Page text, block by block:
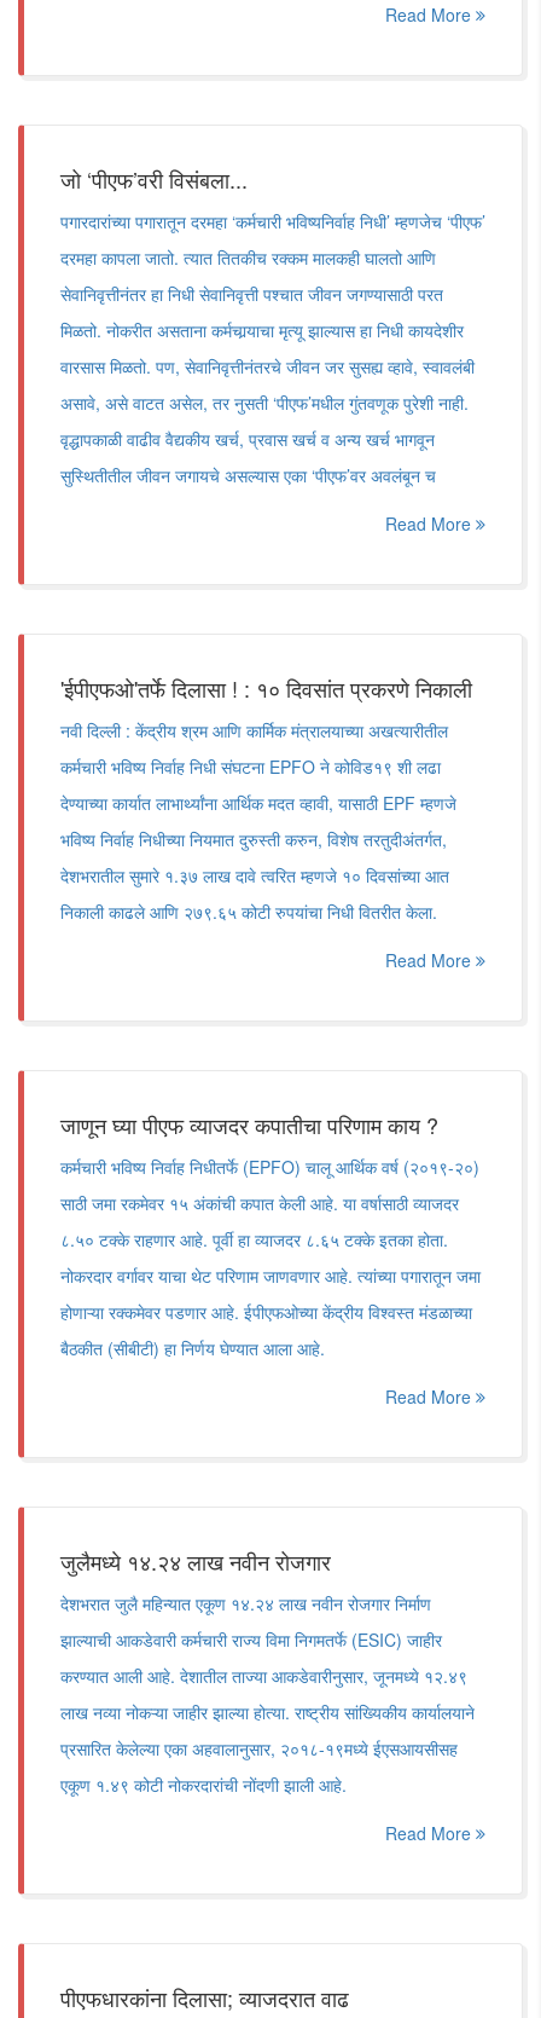
Read More
जो ‘पीएफ’वरी विसंबला...
पगारदारांच्या पगारातून दरमहा ‘कर्मचारी भविष्यनिर्वाह निधी’ म्हणजेच ‘पीएफ’
दरमहा कापला जातो. त्यात तितकीच रक्कम मालकही घालतो आणि
सेवानिवृत्तीनंतर हा निधी सेवानिवृत्ती पश्चात जीवन जगण्यासाठी परत
मिळतो. नोकरीत असताना कर्मचार्‍याचा मृत्यू झाल्यास हा निधी कायदेशीर
वारसास मिळतो. पण, सेवानिवृत्तीनंतरचे जीवन जर सुसह्य व्हावे, स्वावलंबी
असावे, असे वाटत असेल, तर नुसती ‘पीएफ’मधील गुंतवणूक पुरेशी नाही.
वृद्धापकाळी वाढीव वैद्यकीय खर्च, प्रवास खर्च व अन्य खर्च भागवून
सुस्थितीतील जीवन जगायचे असल्यास एका ‘पीएफ’वर अवलंबून च
Read More
'ईपीएफओ'तर्फे दिलासा ! : १० दिवसांत प्रकरणे निकाली
नवी दिल्ली : केंद्रीय श्रम आणि कार्मिक मंत्रालयाच्या अखत्यारीतील
कर्मचारी भविष्य निर्वाह निधी संघटना EPFO ने कोविड१९ शी लढा
देण्याच्या कार्यात लाभार्थ्यांना आर्थिक मदत व्हावी, यासाठी EPF म्हणजे
भविष्य निर्वाह निधीच्या नियमात दुरुस्ती करुन, विशेष तरतुदीअंतर्गत,
देशभरातील सुमारे १.३७ लाख दावे त्वरित म्हणजे १० दिवसांच्या आत
निकाली काढले आणि २७९.६५ कोटी रुपयांचा निधी वितरीत केला.
Read More
जाणून घ्या पीएफ व्याजदर कपातीचा परिणाम काय ?
कर्मचारी भविष्य निर्वाह निधीतर्फे (EPFO) चालू आर्थिक वर्ष (२०१९-२०)
साठी जमा रकमेवर १५ अंकांची कपात केली आहे. या वर्षासाठी व्याजदर
८.५० टक्के राहणार आहे. पूर्वी हा व्याजदर ८.६५ टक्के इतका होता.
नोकरदार वर्गावर याचा थेट परिणाम जाणवणार आहे. त्यांच्या पगारातून जमा
होणाऱ्या रक्कमेवर पडणार आहे. ईपीएफओच्या केंद्रीय विश्वस्त मंडळाच्या
बैठकीत (सीबीटी) हा निर्णय घेण्यात आला आहे.
Read More
जुलैमध्ये १४.२४ लाख नवीन रोजगार
देशभरात जुलै महिन्यात एकूण १४.२४ लाख नवीन रोजगार निर्माण
झाल्याची आकडेवारी कर्मचारी राज्य विमा निगमतर्फे (ESIC) जाहीर
करण्यात आली आहे. देशातील ताज्या आकडेवारीनुसार, जूनमध्ये १२.४९
लाख नव्या नोकऱ्या जाहीर झाल्या होत्या. राष्ट्रीय सांख्यिकीय कार्यालयाने
प्रसारित केलेल्या एका अहवालानुसार, २०१८-१९मध्ये ईएसआयसीसह
एकूण १.४९ कोटी नोकरदारांची नोंदणी झाली आहे.
Read More
पीएफधारकांना दिलासा; व्याजदरात वाढ